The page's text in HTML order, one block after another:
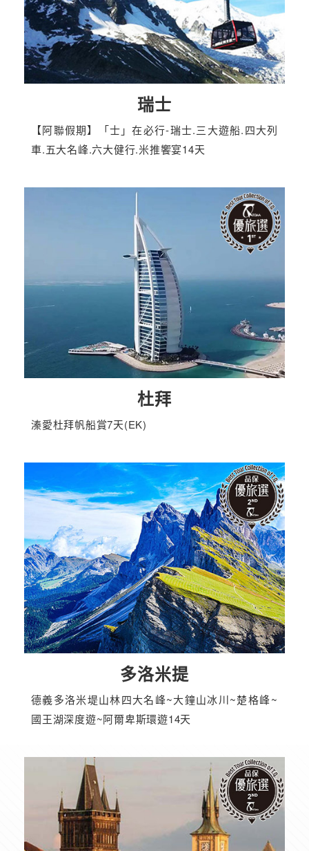
瑞士
【阿聯假期】「士」在必行-瑞士.三大遊船.四大列
車.五大名峰.六大健行.米推饗宴14天
杜拜
溱愛杜拜帆船賞7天(EK)
多洛米提
德義多洛米堤山林四大名峰~大鐘山冰川~楚格峰~
國王湖深度遊~阿爾卑斯環遊14天